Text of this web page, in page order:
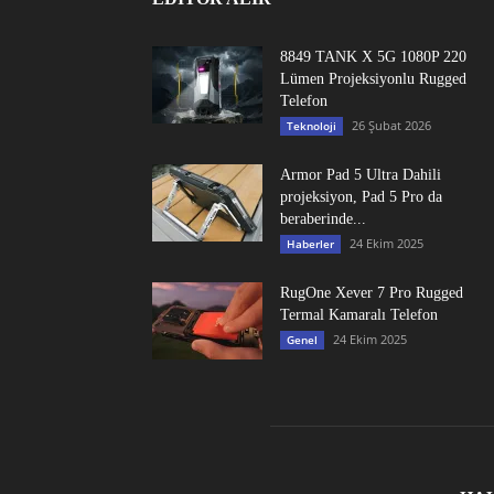
8849 TANK X 5G 1080P 220
Lümen Projeksiyonlu Rugged
Telefon
Teknoloji 26 Şubat 2026
Armor Pad 5 Ultra Dahili
projeksiyon, Pad 5 Pro da
beraberinde...
Haberler 24 Ekim 2025
RugOne Xever 7 Pro Rugged
Termal Kamaralı Telefon
Genel 24 Ekim 2025